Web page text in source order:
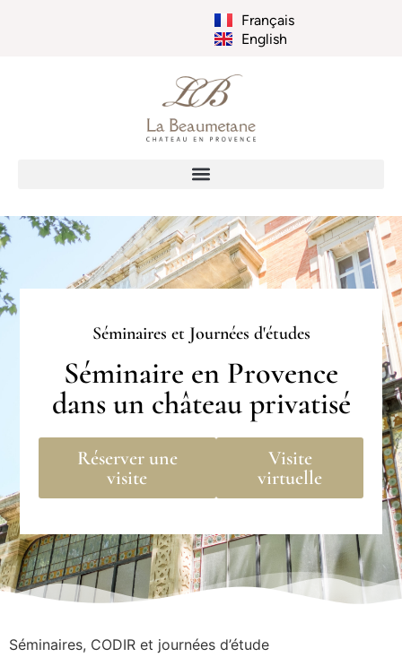
Français
English
Séminaires et Journées d'études
Séminaire en Provence
dans un château privatisé
Réserver une
visite
Visite
virtuelle
Séminaires, CODIR et journées d’étude